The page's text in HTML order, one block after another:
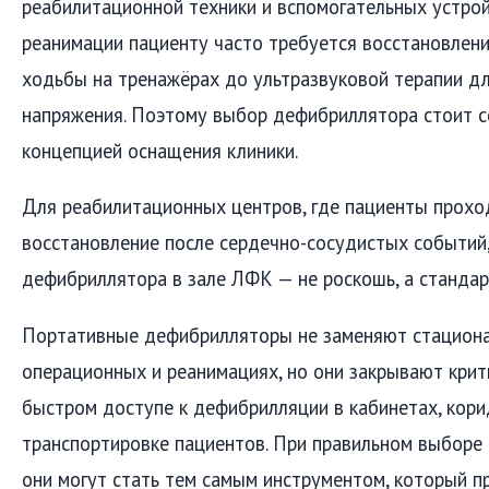
реабилитационной техники и вспомогательных
реанимации пациенту часто требуется
ходьбы на тренажёрах до ультразвуковой терапии
напряжения. Поэтому выбор дефибриллятора стоит
концепцией оснащения клиники.
Для реабилитационных центров, где пациенты
восстановление после сердечно-сосудистых
дефибриллятора в зале ЛФК — не роскошь, а
Портативные дефибрилляторы не заменяют
операционных и реанимациях, но они закрывают
быстром доступе к дефибрилляции в кабинетах,
транспортировке пациентов. При правильном
они могут стать тем самым инструментом, который